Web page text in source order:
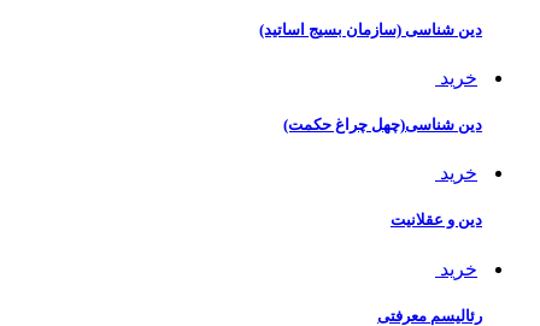
دین شناسی (سازمان بسیج اساتید)
خرید
دین شناسی(چهل چراغ حکمت)
خرید
دین و عقلانیت
خرید
رئالیسم معرفتی